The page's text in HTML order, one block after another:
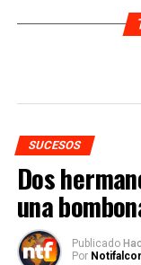
SUCESOS
Dos
una
Publicado
Por